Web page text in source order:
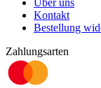
Kontakt
Bestellung
Zahlungsarten